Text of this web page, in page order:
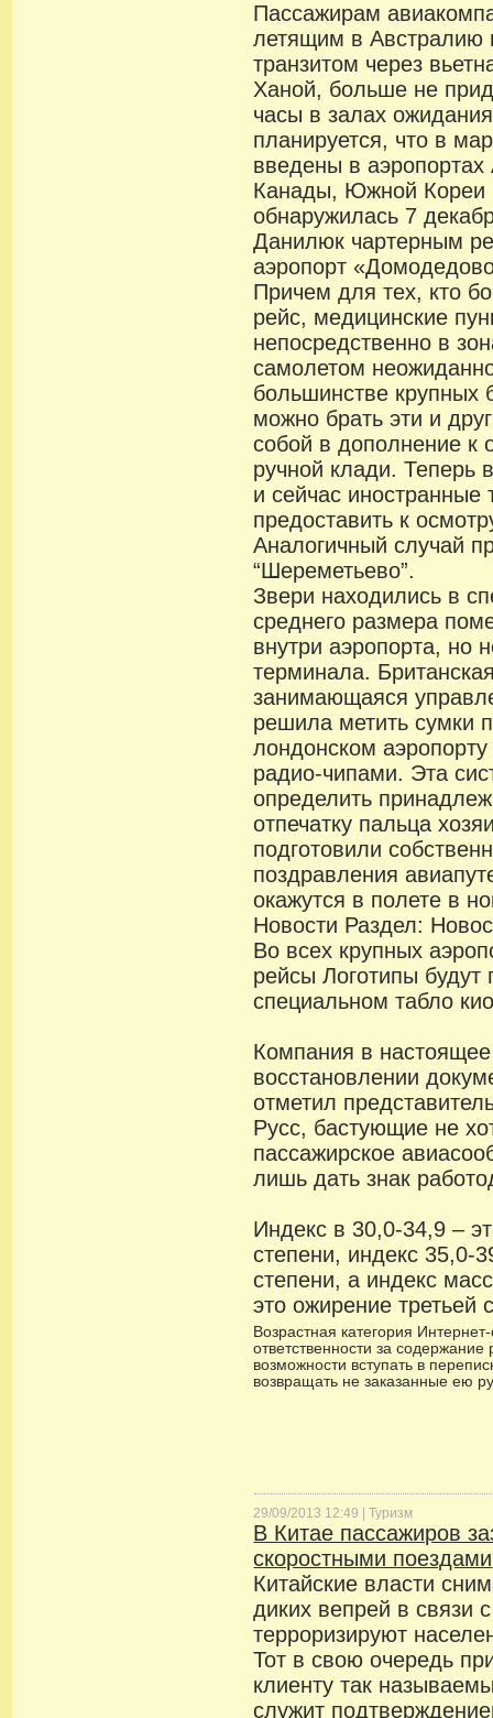
Пассажирам
летящим в
транзитом через
Ханой, больше не
часы в залах
планируется, что в
введены в аэропортах
Канады, Южной Кореи
обнаружилась 7
Данилюк чартерным
аэропорт
Причем для тех, кто
рейс, медицинские
непосредственно в
самолетом
большинстве крупных
можно брать эти и
собой в дополнение к
ручной клади. Теперь
и сейчас
предоставить к
Аналогичный случай
“Шереметьево”.
Звери находились в
среднего размера
внутри аэропорта, но
терминала.
занимающаяся
решила метить сумки
лондонском
радио-чипами. Эта
определить
отпечатку пальца
подготовили
поздравления
окажутся в полете в
Новости Раздел:
Во всех крупных
рейсы Логотипы будут
специальном табло
Компания в
восстановлении
отметил
Русс, бастующие не
пассажирское
лишь дать знак
Индекс в 30,0-34,9 –
степени, индекс 35,0-
степени, а индекс
это ожирение третьей
Возрастная категория
ответственности за
возможности вступать в
возвращать не заказанные ею
29/09/2013 12:49 |Туризм
В Китае пассажиров
скоростными поездами
Китайские власти
диких вепрей в связи
терроризируют
Тот в свою очередь
клиенту так
служит